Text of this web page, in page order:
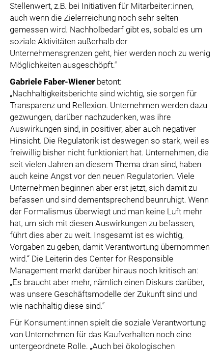
Stellenwert, z.B. bei Initiativen für Mitarbeiter:innen,
auch wenn die Zielerreichung noch sehr selten
gemessen wird. Nachholbedarf gibt es, sobald es um
soziale Aktivitäten außerhalb der
Unternehmensgrenzen geht, hier werden noch zu wenig
Möglichkeiten ausgeschöpft.“
Gabriele Faber-Wiener betont:
„Nachhaltigkeitsberichte sind wichtig, sie sorgen für
Transparenz und Reflexion. Unternehmen werden dazu
gezwungen, darüber nachzudenken, was ihre
Auswirkungen sind, in positiver, aber auch negativer
Hinsicht. Die Regulatorik ist deswegen so stark, weil es
freiwillig bisher nicht funktioniert hat. Unternehmen, die
seit vielen Jahren an diesem Thema dran sind, haben
auch keine Angst vor den neuen Regulatorien. Viele
Unternehmen beginnen aber erst jetzt, sich damit zu
befassen und sind dementsprechend beunruhigt. Wenn
der Formalismus überwiegt und man keine Luft mehr
hat, um sich mit diesen Auswirkungen zu befassen,
führt dies aber zu weit. Insgesamt ist es wichtig,
Vorgaben zu geben, damit Verantwortung übernommen
wird.“ Die Leiterin des Center for Responsible
Management merkt darüber hinaus noch kritisch an:
„Es braucht aber mehr, nämlich einen Diskurs darüber,
was unsere Geschäftsmodelle der Zukunft sind und
wie nachhaltig diese sind.“
Für Konsument:innen spielt die soziale Verantwortung
von Unternehmen für das Kaufverhalten noch eine
untergeordnete Rolle. „Auch bei ökologischen